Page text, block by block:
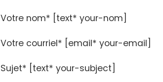
Votre nom* [text* your-nom]
Votre courriel* [email* your-email]
Sujet* [text* your-subject]